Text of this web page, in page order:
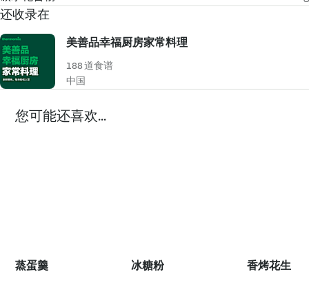
还收录在
美善品幸福厨房家常料理
188 道食谱
中国
您可能还喜欢...
蒸蛋羹 冰糖粉 香烤花生